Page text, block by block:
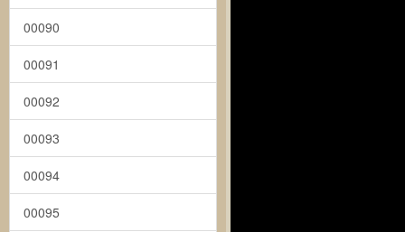
00090
00091
00092
00093
00094
00095